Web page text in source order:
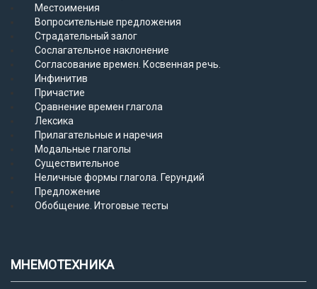
Местоимения
Вопросительные предложения
Страдательный залог
Сослагательное наклонение
Согласование времен. Косвенная речь.
Инфинитив
Причастие
Сравнение времен глагола
Лексика
Прилагательные и наречия
Модальные глаголы
Существительное
Неличные формы глагола. Герундий
Предложение
Обобщение. Итоговые тесты
МНЕМОТЕХНИКА